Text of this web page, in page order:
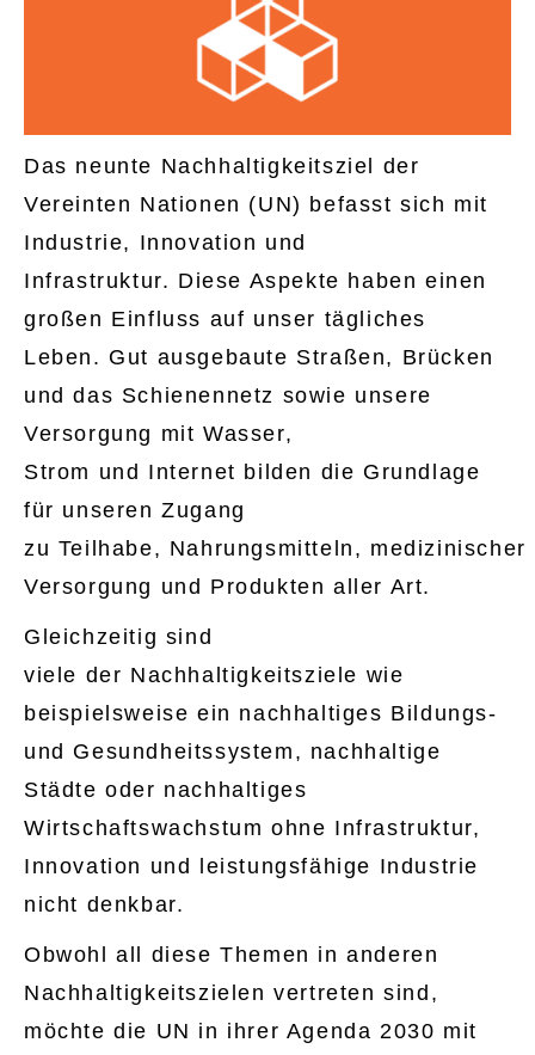
Das neunte Nachhaltigkeitsziel der
Vereinten Nationen (UN) befasst sich mit
Industrie, Innovation und
Infrastruktur. Diese Aspekte haben einen
großen Einfluss auf unser tägliches
Leben. Gut ausgebaute Straßen, Brücken
und das Schienennetz sowie unsere
Versorgung mit Wasser,
Strom und Internet bilden die Grundlage
für unseren Zugang
zu Teilhabe, Nahrungsmitteln, medizinischer
Versorgung und Produkten aller Art.
Gleichzeitig sind
viele der Nachhaltigkeitsziele wie
beispielsweise ein nachhaltiges Bildungs-
und Gesundheitssystem, nachhaltige
Städte oder nachhaltiges
Wirtschaftswachstum ohne Infrastruktur,
Innovation und leistungsfähige Industrie
nicht denkbar.
Obwohl all diese Themen in anderen
Nachhaltigkeitszielen vertreten sind,
möchte die UN in ihrer Agenda 2030 mit